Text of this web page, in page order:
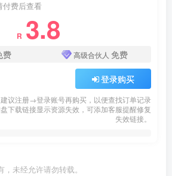
付费后查看
R 3.8
费 高级合伙人 免费
登录购买
建议注册→登录账号再购买，以便查找订单记录
下载链接显示资源失效，可添加客服提醒修复
失效链接。
，未经允许请勿转载。